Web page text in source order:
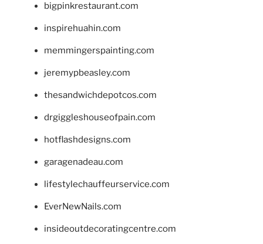
bigpinkrestaurant.com
inspirehuahin.com
memmingerspainting.com
jeremypbeasley.com
thesandwichdepotcos.com
drgiggleshouseofpain.com
hotflashdesigns.com
garagenadeau.com
lifestylechauffeurservice.com
EverNewNails.com
insideoutdecoratingcentre.com